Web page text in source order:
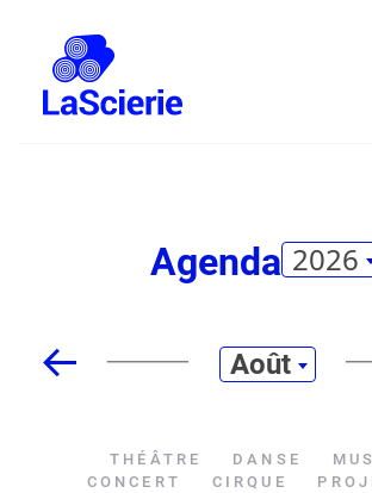
Agenda 2026
Août
THÉÂTRE DANSE
CONCERT
CIRQUE